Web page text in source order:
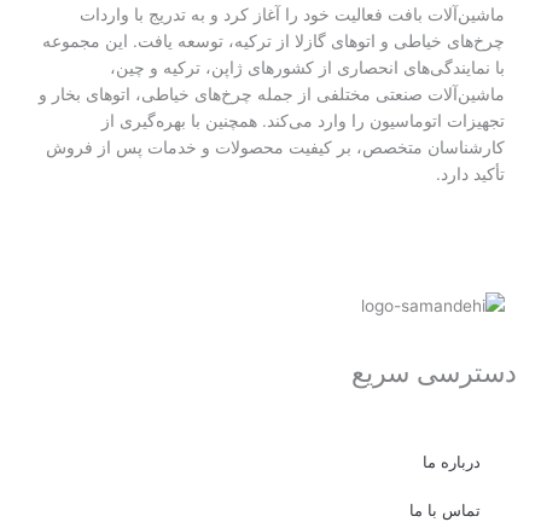
ماشین‌آلات بافت فعالیت خود را آغاز کرد و به تدریج با واردات
چرخ‌های خیاطی و اتوهای گازلا از ترکیه، توسعه یافت. این مجموعه
با نمایندگی‌های انحصاری از کشورهای ژاپن، ترکیه و چین،
ماشین‌آلات صنعتی مختلفی از جمله چرخ‌های خیاطی، اتوهای بخار و
تجهیزات اتوماسیون را وارد می‌کند. همچنین با بهره‌گیری از
کارشناسان متخصص، بر کیفیت محصولات و خدمات پس از فروش
تأکید دارد.
دسترسی سریع
درباره ما
تماس با ما